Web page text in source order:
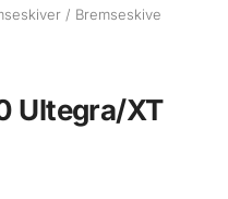
/ Bremseskive
Ultegra/XT